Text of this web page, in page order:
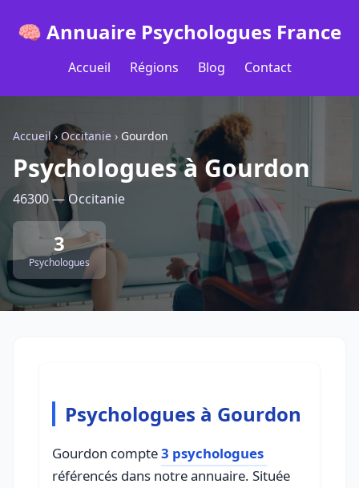
🧠 Annuaire Psychologues France
Accueil Régions Blog Contact
Accueil› Occitanie › Gourdon
Psychologues à Gourdon
46300 — Occitanie
3
Psychologues
Psychologues à Gourdon
Gourdon compte3 psychologues
référencés dans notre annuaire. Située